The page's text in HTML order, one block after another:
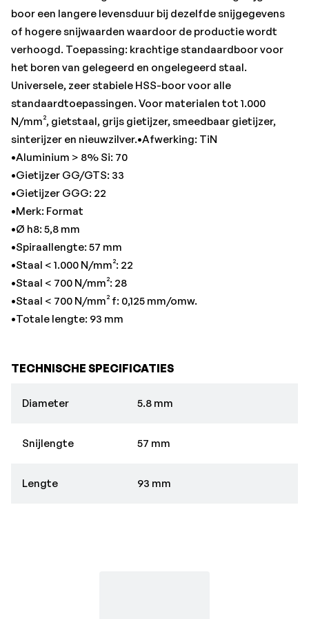
•Staal < 700 N/mm² f: 0,125 mm/omw.
•Totale lengte: 93 mm
boor een langere levensduur bij dezelfde snijgegevens
of hogere snijwaarden waardoor de productie wordt
verhoogd. Toepassing: krachtige standaardboor voor
het boren van gelegeerd en ongelegeerd staal.
Universele, zeer stabiele HSS-boor voor alle
standaardtoepassingen. Voor materialen tot 1.000
N/mm², gietstaal, grijs gietijzer, smeedbaar gietijzer,
sinterijzer en nieuwzilver.•Afwerking: TiN
•Aluminium > 8% Si: 70
•Gietijzer GG/GTS: 33
•Gietijzer GGG: 22
•Merk: Format
•Ø h8: 5,8 mm
•Spiraallengte: 57 mm
•Staal < 1.000 N/mm²: 22
•Staal < 700 N/mm²: 28
•Staal < 700 N/mm² f: 0,125 mm/omw.
•Totale lengte: 93 mm
TECHNISCHE SPECIFICATIES
Diameter 5.8 mm
Snijlengte 57 mm
Lengte 93 mm